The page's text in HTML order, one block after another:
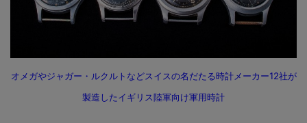
オメガやジャガー・ルクルトなどスイスの名だたる時計メーカー12社が
製造したイギリス陸軍向け軍用時計